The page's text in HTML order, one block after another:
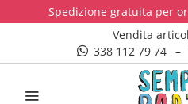
Spedizione gratuita per
Vendita
338 112 79 74
–